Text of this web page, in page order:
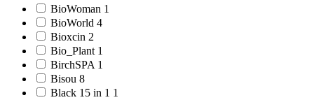
BioWoman 1
BioWorld 4
Bioxcin 2
Bio_Plant 1
BirchSPA 1
Bisou 8
Black 15 in 1 1